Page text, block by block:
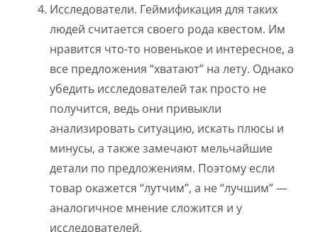
Исследователи. Геймификация для таких
людей считается своего рода квестом. Им
нравится что-то новенькое и интересное, а
все предложения “хватают” на лету. Однако
убедить исследователей так просто не
получится, ведь они привыкли
анализировать ситуацию, искать плюсы и
минусы, а также замечают мельчайшие
детали по предложениям. Поэтому если
товар окажется “лутчим”, а не “лучшим” —
аналогичное мнение сложится и у
исследователей.